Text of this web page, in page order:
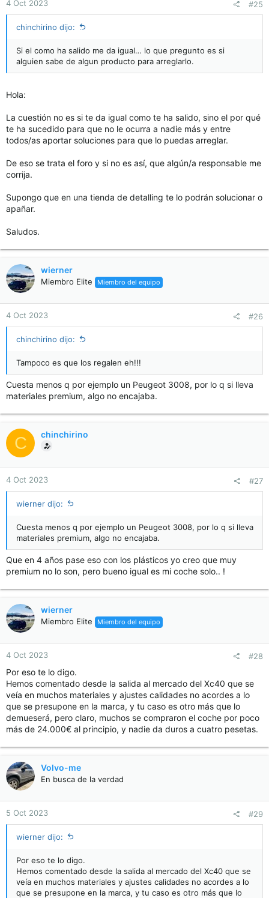
4 Oct 2023 #25
chinchirino dijo:
Si el como ha salido me da igual… lo que pregunto es si
alguien sabe de algun producto para arreglarlo.
Hola:
La cuestión no es si te da igual como te ha salido, sino el por qué
te ha sucedido para que no le ocurra a nadie más y entre
todos/as aportar soluciones para que lo puedas arreglar.
De eso se trata el foro y si no es así, que algún/a responsable me
corrija.
Supongo que en una tienda de detalling te lo podrán solucionar o
apañar.
Saludos.
wierner
Miembro Elite Miembro del equipo
4 Oct 2023 #26
chinchirino dijo:
Tampoco es que los regalen eh!!!
Cuesta menos q por ejemplo un Peugeot 3008, por lo q si lleva
materiales premium, algo no encajaba.
C chinchirino
4 Oct 2023 #27
wierner dijo:
Cuesta menos q por ejemplo un Peugeot 3008, por lo q si lleva
materiales premium, algo no encajaba.
Que en 4 años pase eso con los plásticos yo creo que muy
premium no lo son, pero bueno igual es mi coche solo.. !
wierner
Miembro Elite Miembro del equipo
4 Oct 2023 #28
Por eso te lo digo.
Hemos comentado desde la salida al mercado del Xc40 que se
veía en muchos materiales y ajustes calidades no acordes a lo
que se presupone en la marca, y tu caso es otro más que lo
demueserá, pero claro, muchos se compraron el coche por poco
más de 24.000€ al principio, y nadie da duros a cuatro pesetas.
Volvo-me
En busca de la verdad
5 Oct 2023 #29
wierner dijo:
Por eso te lo digo.
Hemos comentado desde la salida al mercado del Xc40 que se
veía en muchos materiales y ajustes calidades no acordes a lo
que se presupone en la marca, y tu caso es otro más que lo